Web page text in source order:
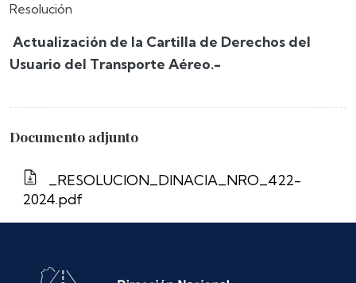
Resolución
Actualización de la Cartilla de Derechos del
Usuario del Transporte Aéreo.-
Documento adjunto
_RESOLUCION_DINACIA_NRO_422-
2024.pdf